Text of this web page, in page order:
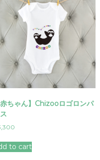
赤ちゃん】Chizooロゴロンパ
to cart